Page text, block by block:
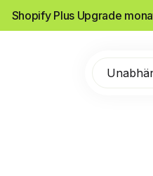
Shopify Plus Upgrade